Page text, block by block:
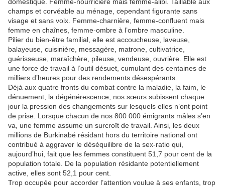
champs et corvéable au ménage, cependant figurante sans
visage et sans voix. Femme-charnière, femme-confluent mais
femme en chaînes, femme-ombre à l’ombre masculine.
Pilier du bien-être familial, elle est accoucheuse, laveuse,
balayeuse, cuisinière, messagère, matrone, cultivatrice,
guérisseuse, maraîchère, pileuse, vendeuse, ouvrière. Elle est
une force de travail à l’outil désuet, cumulant des centaines de
milliers d’heures pour des rendements désespérants.
Déjà aux quatre fronts du combat contre la maladie, la faim, le
dénuement, la dégénérescence, nos sœurs subissent chaque
jour la pression des changements sur lesquels elles n’ont point
de prise. Lorsque chacun de nos 800 000 émigrants mâles s’en
va, une femme assume un surcroît de travail. Ainsi, les deux
millions de Burkinabé résidant hors du territoire national ont
contribué à aggraver le déséquilibre de la sex-ratio qui,
aujourd’hui, fait que les femmes constituent 51,7 pour cent de la
population totale. De la population résidante potentiellement
active, elles sont 52,1 pour cent.
Trop occupée pour accorder l’attention voulue à ses enfants, trop